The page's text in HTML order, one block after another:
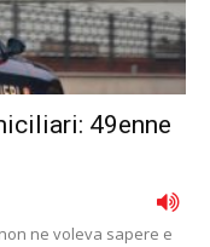
49enne
ne voleva sapere e